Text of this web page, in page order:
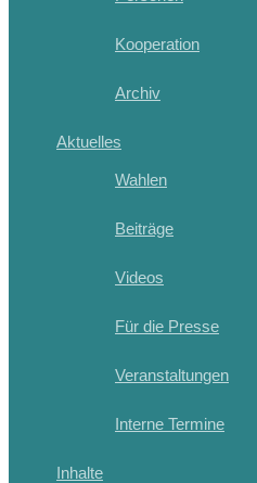
Kooperation
Archiv
Aktuelles
Wahlen
Beiträge
Videos
Für die Presse
Veranstaltungen
Interne Termine
Inhalte